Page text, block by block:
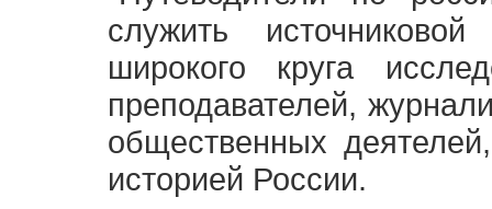
служить
широкого круга
преподавателей,
общественных
историей России.